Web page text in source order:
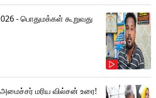
- பொதுமக்கள் கூறுவது
அமைச்சர் மரிய வில்சன் உரை!